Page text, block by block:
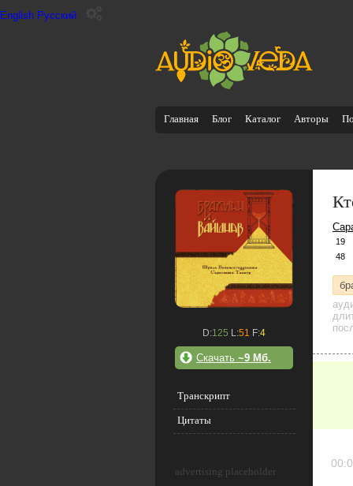
English Русский
Главная Блог Каталог Авторы
D:125 L:51 F:4
Скачать ~9 Мб.
Транскрипт
Цитаты
advertising placeholder
19
48